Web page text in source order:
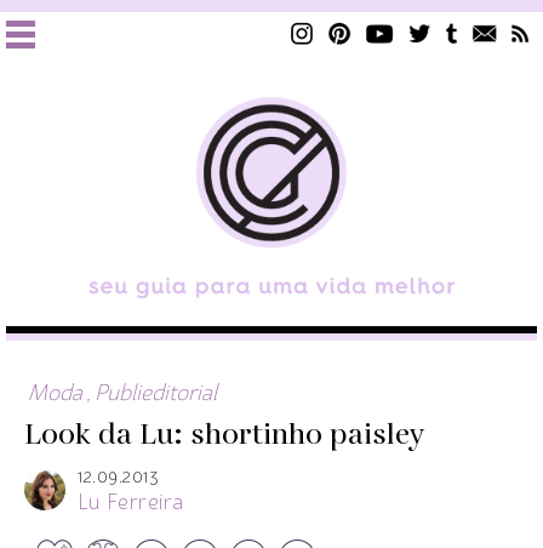
Moda Publieditorial
Look da Lu: shortinho paisley
12.09.2013
Lu Ferreira